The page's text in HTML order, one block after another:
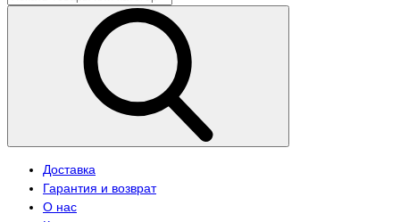
Доставка
Гарантия и возврат
О нас